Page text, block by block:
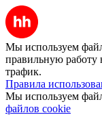
Мы используем
правильную работу
трафик.
Правила
Мы используем
файлов cookie